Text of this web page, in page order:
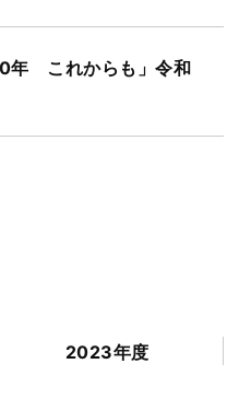
年 これからも」令和
2023年度